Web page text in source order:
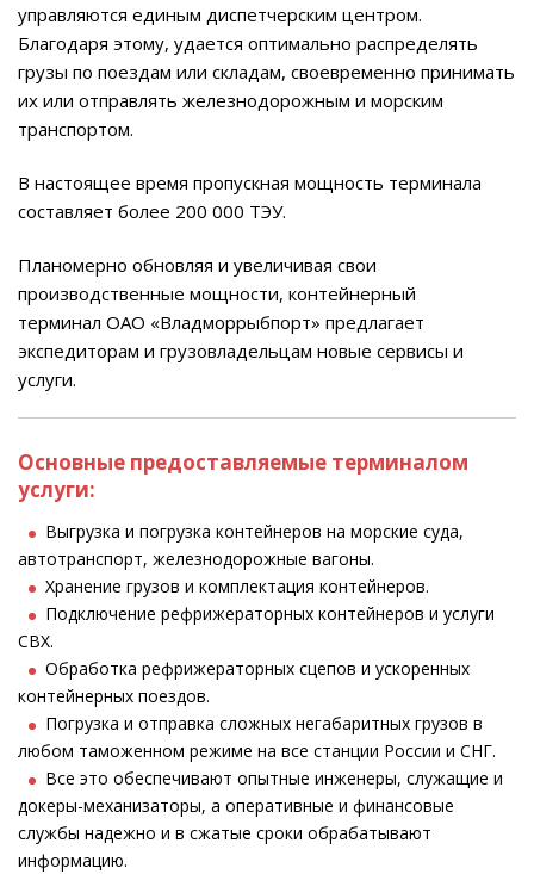
управляются единым диспетчерским центром.
Благодаря этому, удается оптимально распределять
грузы по поездам или складам, своевременно принимать
их или отправлять железнодорожным и морским
транспортом.
В настоящее время пропускная мощность терминала
составляет более 200 000 ТЭУ.
Планомерно обновляя и увеличивая свои
производственные мощности, контейнерный
терминал ОАО «Владморрыбпорт» предлагает
экспедиторам и грузовладельцам новые сервисы и
услуги.
Основные предоставляемые терминалом
услуги:
Выгрузка и погрузка контейнеров на морские суда,
автотранспорт, железнодорожные вагоны.
Хранение грузов и комплектация контейнеров.
Подключение рефрижераторных контейнеров и услуги
СВХ.
Обработка рефрижераторных сцепов и ускоренных
контейнерных поездов.
Погрузка и отправка сложных негабаритных грузов в
любом таможенном режиме на все станции России и СНГ.
Все это обеспечивают опытные инженеры, служащие и
докеры-механизаторы, а оперативные и финансовые
службы надежно и в сжатые сроки обрабатывают
информацию.